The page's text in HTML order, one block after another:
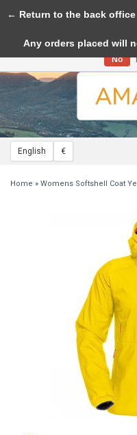
English €
Toggle
Home » Womens Softshell Coat
Please accept cookies to help
No
← Return to the back office
Any orders placed will